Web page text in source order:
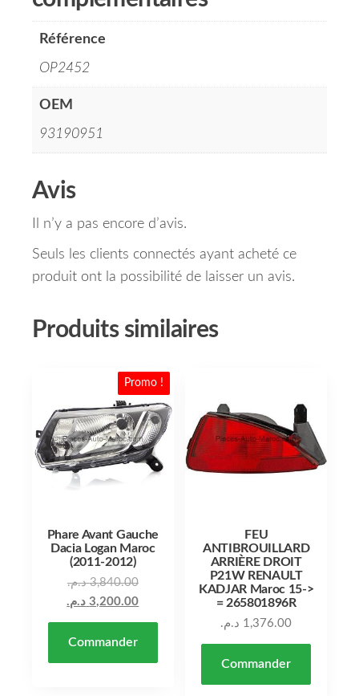
Référence
OP2452
OEM
93190951
Avis
Il n’y a pas encore d’avis.
Seuls les clients connectés ayant acheté ce
produit ont la possibilité de laisser un avis.
Produits similaires
Promo !
Phare Avant Gauche
Dacia Logan Maroc
(2011-2012)
3,840.00 د.م.
3,200.00 د.م.
Commander
FEU
ANTIBROUILLARD
ARRIÈRE DROIT
P21W RENAULT
KADJAR Maroc 15->
= 265801896R
1,376.00 د.م.
Commander